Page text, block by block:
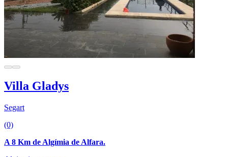
Villa Gladys
Segart
(0)
A 8 Km de Algímia de Alfara.